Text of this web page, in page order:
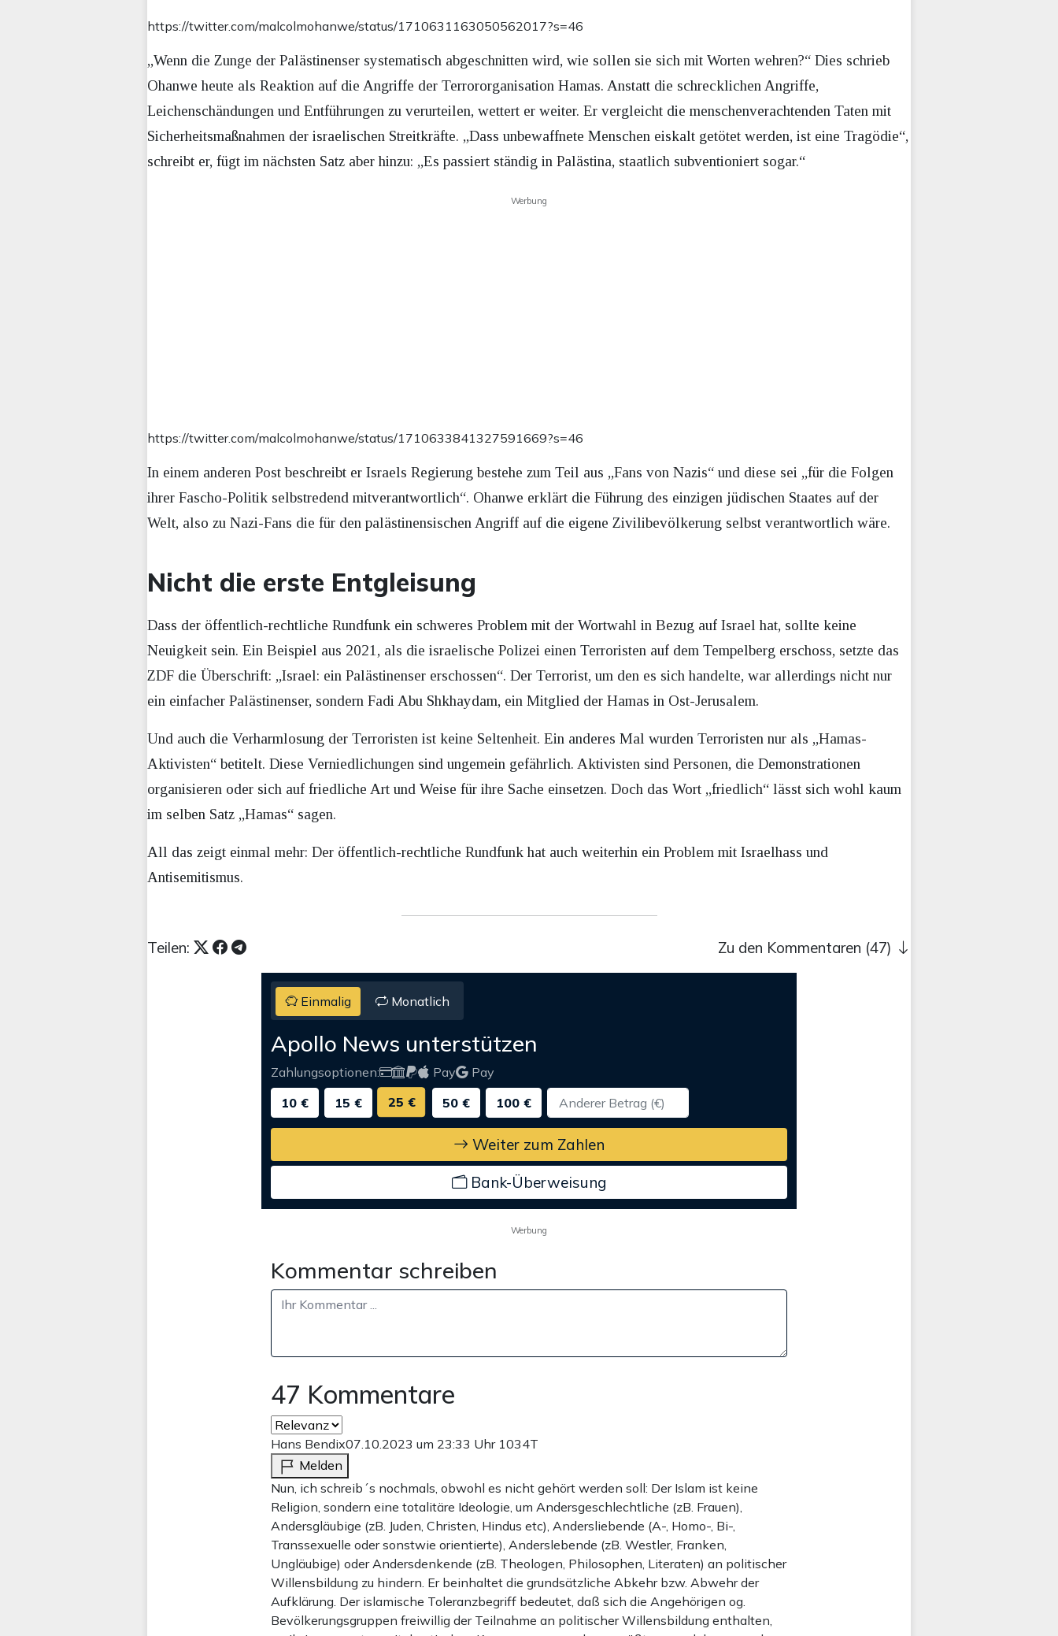
https://twitter.com/malcolmohanwe/status/1710631163050562017?s=46
„Wenn die Zunge der Palästinenser systematisch abgeschnitten wird, wie sollen sie sich mit Worten wehren?“ Dies schrieb
Ohanwe heute als Reaktion auf die Angriffe der Terrororganisation Hamas. Anstatt die schrecklichen Angriffe,
Leichenschändungen und Entführungen zu verurteilen, wettert er weiter. Er vergleicht die menschenverachtenden Taten mit
Sicherheitsmaßnahmen der israelischen Streitkräfte. „Dass unbewaffnete Menschen eiskalt getötet werden, ist eine Tragödie“,
schreibt er, fügt im nächsten Satz aber hinzu: „Es passiert ständig in Palästina, staatlich subventioniert sogar.“
Werbung
https://twitter.com/malcolmohanwe/status/1710633841327591669?s=46
In einem anderen Post beschreibt er Israels Regierung bestehe zum Teil aus „Fans von Nazis“ und diese sei „für die Folgen
ihrer Fascho-Politik selbstredend mitverantwortlich“. Ohanwe erklärt die Führung des einzigen jüdischen Staates auf der
Welt, also zu Nazi-Fans die für den palästinensischen Angriff auf die eigene Zivilibevölkerung selbst verantwortlich wäre.
Nicht die erste Entgleisung
Dass der öffentlich-rechtliche Rundfunk ein schweres Problem mit der Wortwahl in Bezug auf Israel hat, sollte keine
Neuigkeit sein. Ein Beispiel aus 2021, als die israelische Polizei einen Terroristen auf dem Tempelberg erschoss, setzte das
ZDF die Überschrift: „Israel: ein Palästinenser erschossen“. Der Terrorist, um den es sich handelte, war allerdings nicht nur
ein einfacher Palästinenser, sondern Fadi Abu Shkhaydam, ein Mitglied der Hamas in Ost-Jerusalem.
Und auch die Verharmlosung der Terroristen ist keine Seltenheit. Ein anderes Mal wurden Terroristen nur als „Hamas-
Aktivisten“ betitelt. Diese Verniedlichungen sind ungemein gefährlich. Aktivisten sind Personen, die Demonstrationen
organisieren oder sich auf friedliche Art und Weise für ihre Sache einsetzen. Doch das Wort „friedlich“ lässt sich wohl kaum
im selben Satz „Hamas“ sagen.
All das zeigt einmal mehr: Der öffentlich-rechtliche Rundfunk hat auch weiterhin ein Problem mit Israelhass und
Antisemitismus.
Teilen: Zu den Kommentaren (47)
Einmalig Monatlich
Apollo News unterstützen
Zahlungsoptionen: Pay
Pay
10 €
15 € 25 € 50 € 100 €
Weiter zum Zahlen
Bank-Überweisung
Werbung
Kommentar schreiben
47 Kommentare
Hans Bendix07.10.2023 um 23:33 Uhr 1034T
Melden
Nun, ich schreib´s nochmals, obwohl es nicht gehört werden soll: Der Islam ist keine
Religion, sondern eine totalitäre Ideologie, um Andersgeschlechtliche (zB. Frauen),
Andersgläubige (zB. Juden, Christen, Hindus etc), Andersliebende (A-, Homo-, Bi-,
Transsexuelle oder sonstwie orientierte), Anderslebende (zB. Westler, Franken,
Ungläubige) oder Andersdenkende (zB. Theologen, Philosophen, Literaten) an politischer
Willensbildung zu hindern. Er beinhaltet die grundsätzliche Abkehr bzw. Abwehr der
Aufklärung. Der islamische Toleranzbegriff bedeutet, daß sich die Angehörigen og.
Bevölkerungsgruppen freiwillig der Teilnahme an politischer Willensbildung enthalten,